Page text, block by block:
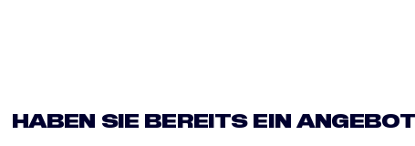
HABEN SIE BEREITS EIN